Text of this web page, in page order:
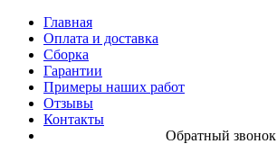
Главная
Оплата и доставка
Сборка
Гарантии
Примеры наших работ
Отзывы
Контакты
Обратный звонок